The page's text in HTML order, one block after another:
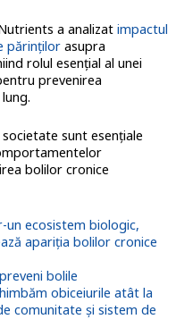
a analizat impactul
părințilorasupra
rolul esențial al unei
prevenirea
sunt esențiale
bolilor cronice
un ecosistem biologic,
apariția bolilor cronice
bolile
obiceiurile atât la
comunitate și sistem de